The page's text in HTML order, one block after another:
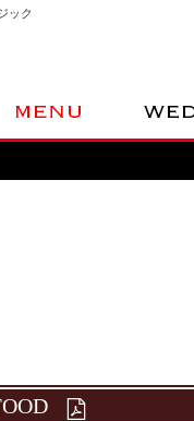
ック
GUIDE